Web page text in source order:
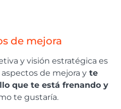
de mejora
y visión estratégica es
de mejora y te
que te está frenando y
te gustaría.